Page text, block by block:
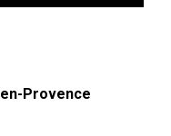
Provence